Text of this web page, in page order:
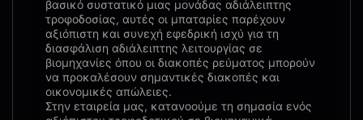
βασικό συστατικό μιας μονάδας αδιάλειπτης
τροφοδοσίας, αυτές οι μπαταρίες παρέχουν
αξιόπιστη και συνεχή εφεδρική ισχύ για τη
διασφάλιση αδιάλειπτης λειτουργίας σε
βιομηχανίες όπου οι διακοπές ρεύματος μπορούν
να προκαλέσουν σημαντικές διακοπές και
οικονομικές απώλειες.
Στην εταιρεία μας, κατανοούμε τη σημασία ενός